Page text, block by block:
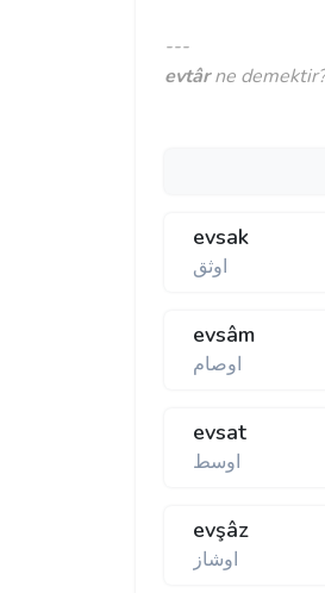
---
evtârne demektir?
evsak
اوثق
evsâm
اوصام
evsat
اوسط
evşâz
اوشاز